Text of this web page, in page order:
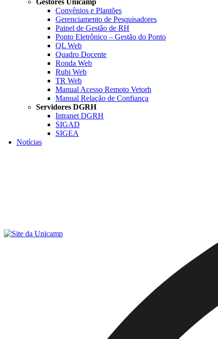
Convênios e Plantões
Gerenciamento de Pesquisadores
Painel de Gestão de RH
Ponto Eletrônico – Gestão do Ponto
QL Web
Quadro Docente
Ronda Web
Rubi Web
TR Web
Manual Acesso Remoto Vetorh
Manual Relação de Confiança
Servidores DGRH
Intranet DGRH
SIGAD
SIGEA
Notícias